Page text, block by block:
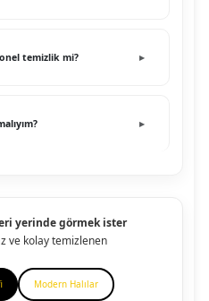
temizlik mi?
yerinde görmek ister
ve kolay temizlenen
Modern Halılar